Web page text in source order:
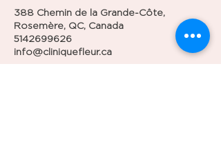
388 Chemin de la Grande-Côte,
Rosemère, QC, Canada
5142699626
info@cliniquefleur.ca